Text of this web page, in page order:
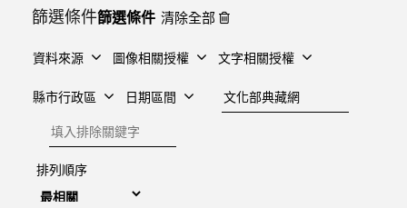
篩選條件
清除全部
資料來源 圖像相關授權 文字相關授權
縣市行政區 日期區間
建檔單位
排除關鍵字
排列順序